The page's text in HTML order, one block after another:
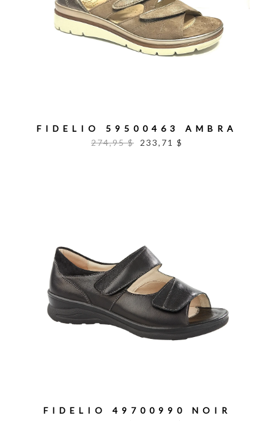
FIDELIO 59500463 AMBRA
274,95 $
233,71 $
FIDELIO 49700990 NOIR